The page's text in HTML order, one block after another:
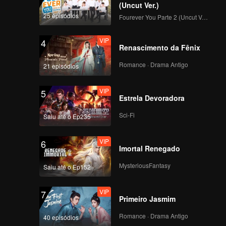
25 episódios
(Uncut Ver.)
Fourever You Parte 2 (Uncut Ver.)
4
21 episódios
VIP
Renascimento da Fênix
Romance · Drama Antigo
5
Saiu até o Ep235
VIP
Estrela Devoradora
Sci-Fi
6
Saiu até o Ep152
VIP
Imortal Renegado
MysteriousFantasy
7
40 episódios
VIP
Primeiro Jasmim
Romance · Drama Antigo